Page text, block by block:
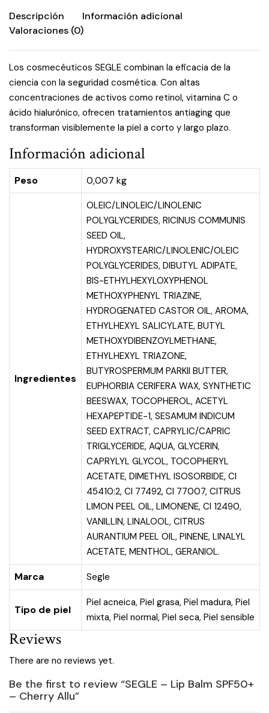
Descripción
Información adicional
Valoraciones (0)
Los cosmecéuticos SEGLE combinan la eficacia de la
ciencia con la seguridad cosmética. Con altas
concentraciones de activos como retinol, vitamina C o
ácido hialurónico, ofrecen tratamientos antiaging que
transforman visiblemente la piel a corto y largo plazo.
Información adicional
Peso 0,007 kg
Ingredientes
OLEIC/LINOLEIC/LINOLENIC
POLYGLYCERIDES, RICINUS COMMUNIS
SEED OIL,
HYDROXYSTEARIC/LINOLENIC/OLEIC
POLYGLYCERIDES, DIBUTYL ADIPATE,
BIS-ETHYLHEXYLOXYPHENOL
METHOXYPHENYL TRIAZINE,
HYDROGENATED CASTOR OIL, AROMA,
ETHYLHEXYL SALICYLATE, BUTYL
METHOXYDIBENZOYLMETHANE,
ETHYLHEXYL TRIAZONE,
BUTYROSPERMUM PARKII BUTTER,
EUPHORBIA CERIFERA WAX, SYNTHETIC
BEESWAX, TOCOPHEROL, ACETYL
HEXAPEPTIDE-1, SESAMUM INDICUM
SEED EXTRACT, CAPRYLIC/CAPRIC
TRIGLYCERIDE, AQUA, GLYCERIN,
CAPRYLYL GLYCOL, TOCOPHERYL
ACETATE, DIMETHYL ISOSORBIDE, CI
45410:2, CI 77492, CI 77007, CITRUS
LIMON PEEL OIL, LIMONENE, CI 12490,
VANILLIN, LINALOOL, CITRUS
AURANTIUM PEEL OIL, PINENE, LINALYL
ACETATE, MENTHOL, GERANIOL.
Marca Segle
Tipo de piel
Piel acneica, Piel grasa, Piel madura, Piel
mixta, Piel normal, Piel seca, Piel sensible
Reviews
There are no reviews yet.
Be the first to review “SEGLE – Lip Balm SPF50+
– Cherry Allu”